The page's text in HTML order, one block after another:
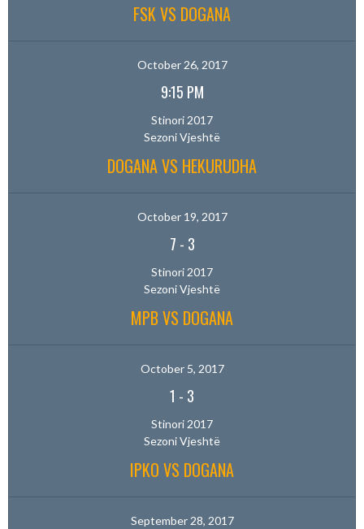
FSK VS DOGANA
October 26, 2017
9:15 PM
Stinori 2017
Sezoni Vjeshtë
DOGANA VS HEKURUDHA
October 19, 2017
7 - 3
Stinori 2017
Sezoni Vjeshtë
MPB VS DOGANA
October 5, 2017
1 - 3
Stinori 2017
Sezoni Vjeshtë
IPKO VS DOGANA
September 28, 2017